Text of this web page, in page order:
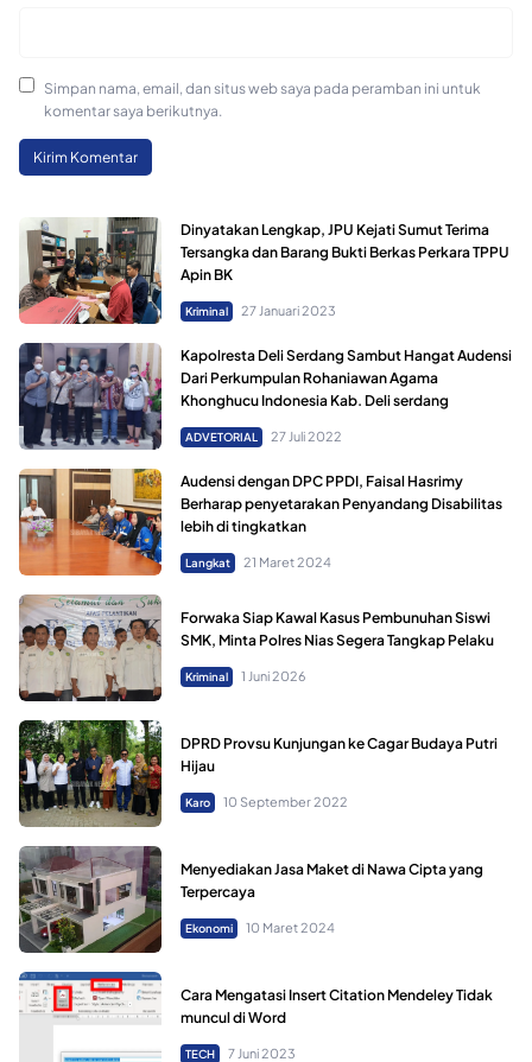
Simpan nama, email, dan situs web saya pada peramban ini untuk
komentar saya berikutnya.
Dinyatakan Lengkap, JPU Kejati Sumut Terima
Tersangka dan Barang Bukti Berkas Perkara TPPU
Apin BK
Kriminal 27 Januari 2023
Kapolresta Deli Serdang Sambut Hangat Audensi
Dari Perkumpulan Rohaniawan Agama
Khonghucu Indonesia Kab. Deli serdang
ADVETORIAL 27 Juli 2022
Audensi dengan DPC PPDI, Faisal Hasrimy
Berharap penyetarakan Penyandang Disabilitas
lebih di tingkatkan
Langkat 21 Maret 2024
Forwaka Siap Kawal Kasus Pembunuhan Siswi
SMK, Minta Polres Nias Segera Tangkap Pelaku
Kriminal 1 Juni 2026
DPRD Provsu Kunjungan ke Cagar Budaya Putri
Hijau
Karo 10 September 2022
Menyediakan Jasa Maket di Nawa Cipta yang
Terpercaya
Ekonomi 10 Maret 2024
Cara Mengatasi Insert Citation Mendeley Tidak
muncul di Word
TECH 7 Juni 2023